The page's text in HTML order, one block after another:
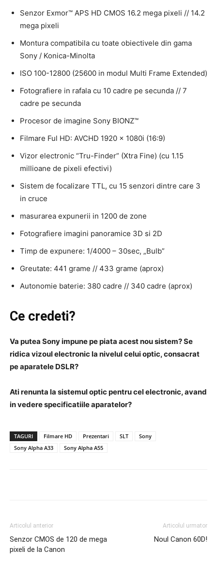
Senzor Exmor™ APS HD CMOS 16.2 mega pixeli // 14.2
mega pixeli
Montura compatibila cu toate obiectivele din gama
Sony / Konica-Minolta
ISO 100-12800 (25600 in modul Multi Frame Extended)
Fotografiere in rafala cu 10 cadre pe secunda // 7
cadre pe secunda
Procesor de imagine Sony BIONZ™
Filmare Ful HD: AVCHD 1920 x 1080i (16:9)
Vizor electronic “Tru-Finder” (Xtra Fine) (cu 1.15
millioane de pixeli efectivi)
Sistem de focalizare TTL, cu 15 senzori dintre care 3
in cruce
masurarea expunerii in 1200 de zone
Fotografiere imagini panoramice 3D si 2D
Timp de expunere: 1/4000 – 30sec, „Bulb”
Greutate: 441 grame // 433 grame (aprox)
Autonomie baterie: 380 cadre // 340 cadre (aprox)
Ce credeti?
Va putea Sony impune pe piata acest nou sistem? Se
ridica vizoul electronic la nivelul celui optic, consacrat
pe aparatele DSLR?
Ati renunta la sistemul optic pentru cel electronic, avand
in vedere specificatiile aparatelor?
TAGURI Filmare HD Prezentari SLT
Sony
Sony Alpha A33
Sony Alpha A55
Articolul anterior
Senzor CMOS de 120 de mega
pixeli de la Canon
Articolul urmator
Noul Canon 60D!